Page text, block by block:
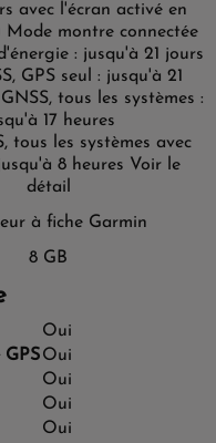
avec l'écran activé en
Mode montre connectée
: jusqu'à 21 jours
GPS seul : jusqu'à 21
tous les systèmes :
17 heures
tous les systèmes avec
8 heures Voir le
détail
à fiche Garmin
8 GB
Oui
Oui
Oui
Oui
Oui